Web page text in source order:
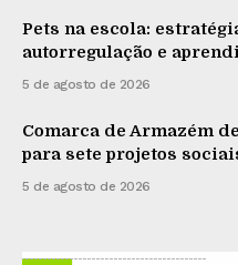
Pets na escola:
autorregulação e
5 de agosto de 2026
Comarca de Armazém
para sete projetos
5 de agosto de 2026